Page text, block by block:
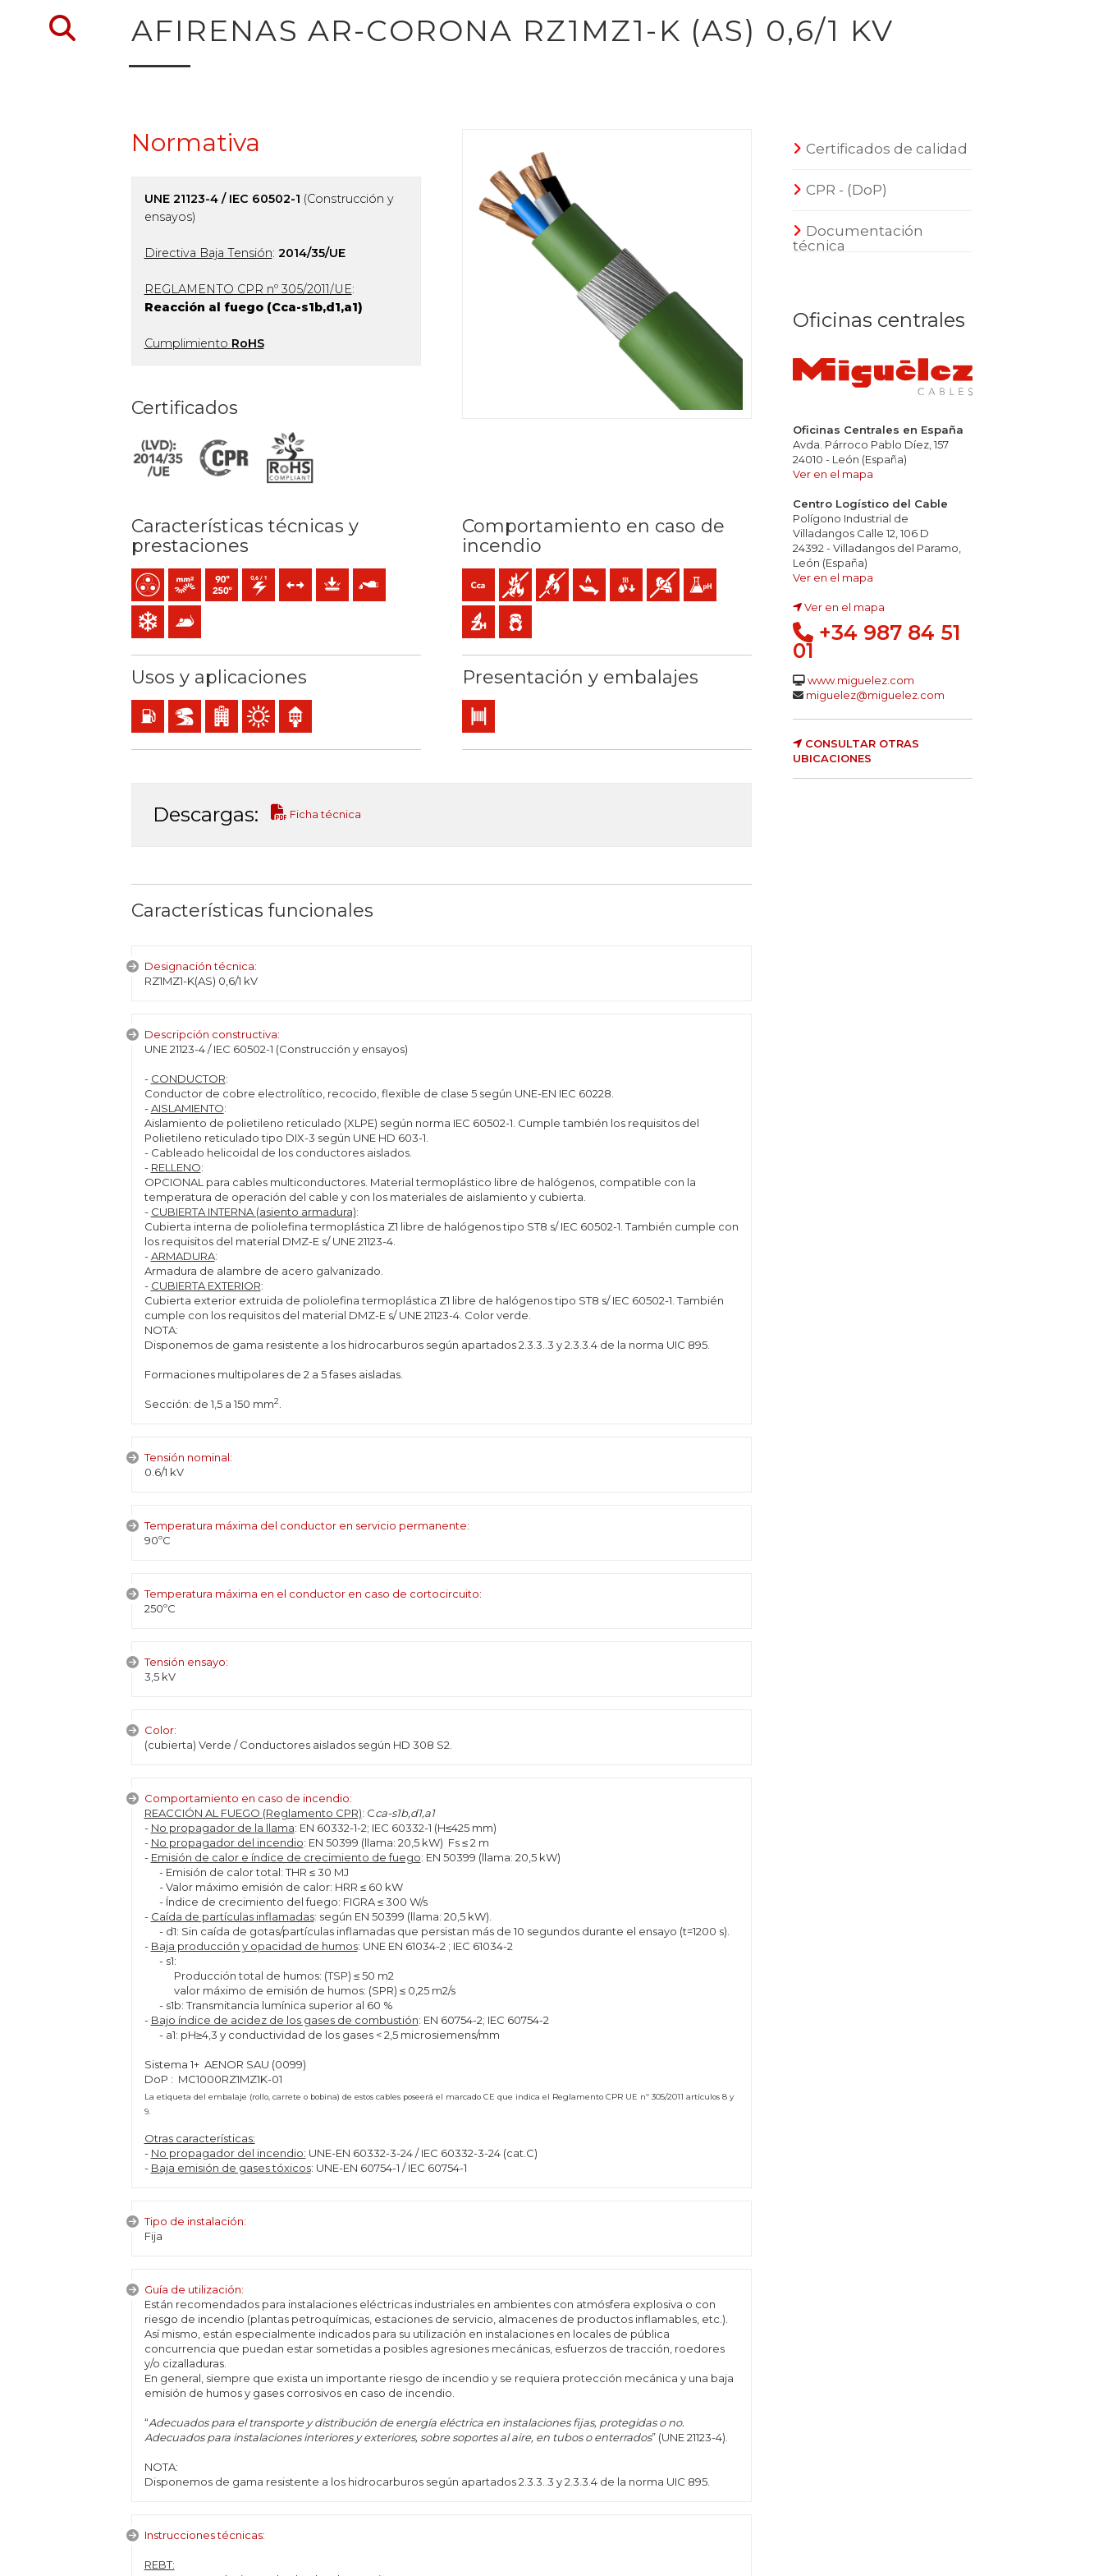
Volver al buscador de productos
AFIRENAS AR-CORONA RZ1MZ1-K (AS) 0,6/1 KV
Normativa
UNE 21123-4 / IEC 60502-1 (Construcción y
ensayos)
Directiva Baja Tensión: 2014/35/UE
REGLAMENTO CPR nº 305/2011/UE:
Reacción al fuego (Cca-s1b,d1,a1)
Cumplimiento RoHS
Certificados
Características técnicas y
prestaciones
MultipolarConductor flexible (clase 5) mm2
Temperatura máx. servicio: 90ºC / 250ºC
0,6/1 (1,2) kV C.AEsfuerzos de tracción
Protección mecánica
Resistencia al frío
Anti-roedores
Comportamiento en caso de
incendio
Cca-s1b,d1,a1 (reacción al fuego)
No propagador de incendio
No propagador de la llama
Baja emisión de calor
Reducida caída de gotas inflamables
Baja emisión y opacidad de los humos
Baja acidez y conductividad gases: pH<4,3 2,5 µS/mm
Libre de halógenos
Baja emisión de gases tóxicos
Usos y aplicaciones
Locales con riesgo de incendio o explosión
BD2, BD3, BD4 (túneles, rascacielos…)
Locales de pública concurrencia
Uso exteriorUso interior
Presentación y embalajes
Bobina
Descargas: Ficha técnica
Características funcionales
Designación técnica:
RZ1MZ1-K(AS) 0,6/1 kV
Descripción constructiva:
UNE 21123-4 / IEC 60502-1 (Construcción y ensayos)
- CONDUCTOR:
Conductor de cobre electrolítico, recocido, flexible de clase 5 según UNE-EN IEC 60228.
-AISLAMIENTO:
Aislamiento de polietileno reticulado (XLPE) según norma IEC 60502-1. Cumple también los requisitos del
Polietileno reticulado tipo DIX-3 según UNE HD 603-1.
- Cableado helicoidal de los conductores aislados.
- RELLENO:
OPCIONAL para cables multiconductores. Material termoplástico libre de halógenos, compatible con la
temperatura de operación del cable y con los materiales de aislamiento y cubierta.
- CUBIERTA INTERNA (asiento armadura):
Cubierta interna de poliolefina termoplástica Z1 libre de halógenos tipo ST8 s/ IEC 60502-1. También cumple con
los requisitos del material DMZ-E s/ UNE 21123-4.
-ARMADURA:
Armadura de alambre de acero galvanizado.
- CUBIERTA EXTERIOR:
Cubierta exterior extruida de poliolefina termoplástica Z1 libre de halógenos tipo ST8 s/ IEC 60502-1. También
cumple con los requisitos del material DMZ-E s/ UNE 21123-4. Color verde.
NOTA:
Disponemos de gama resistente a los hidrocarburos según apartados 2.3.3..3 y 2.3.3.4 de la norma UIC 895.
Formaciones multipolares de 2 a 5 fases aisladas.
Sección: de 1,5 a 150 mm2.
Tensión nominal:
0.6/1 kV
Temperatura máxima del conductor en servicio permanente:
90ºC
Temperatura máxima en el conductor en caso de cortocircuito:
250ºC
Tensión ensayo:
3,5 kV
Color:
(cubierta) Verde / Conductores aislados según HD 308 S2.
Comportamiento en caso de incendio:
REACCIÓN AL FUEGO (Reglamento CPR): Cca-s1b,d1,a1
- No propagador de la llama: EN 60332-1-2; IEC 60332-1 (H≤425 mm)
- No propagador del incendio: EN 50399 (llama: 20,5 kW) Fs ≤ 2 m
- Emisión de calor e índice de crecimiento de fuego: EN 50399 (llama: 20,5 kW)
- Emisión de calor total: THR ≤ 30 MJ
- Valor máximo emisión de calor: HRR ≤ 60 kW
- Índice de crecimiento del fuego: FIGRA ≤ 300 W/s
- Caída de partículas inflamadas: según EN 50399 (llama: 20,5 kW).
- d1: Sin caída de gotas/partículas inflamadas que persistan más de 10 segundos durante el ensayo (t=1200 s).
- Baja producción y opacidad de humos: UNE EN 61034-2 ; IEC 61034-2
- s1:
Producción total de humos: (TSP) ≤ 50 m2
valor máximo de emisión de humos: (SPR) ≤ 0,25 m2/s
- s1b: Transmitancia lumínica superior al 60 %
- Bajo índice de acidez de los gases de combustión: EN 60754-2; IEC 60754-2
- a1: pH≥4,3 y conductividad de los gases < 2,5 microsiemens/mm
Sistema 1+ AENOR SAU (0099)
DoP : MC1000RZ1MZ1K-01
La etiqueta del embalaje (rollo, carrete o bobina) de estos cables poseerá el marcado CE que indica el Reglamento CPR UE nº 305/2011 artículos 8 y
9.
Otras características:
- No propagador del incendio: UNE-EN 60332-3-24 / IEC 60332-3-24 (cat.C)
- Baja emisión de gases tóxicos: UNE-EN 60754-1 / IEC 60754-1
Tipo de instalación:
Fija
Guía de utilización:
Están recomendados para instalaciones eléctricas industriales en ambientes con atmósfera explosiva o con
riesgo de incendio (plantas petroquímicas, estaciones de servicio, almacenes de productos inflamables, etc.).
Así mismo, están especialmente indicados para su utilización en instalaciones en locales de pública
concurrencia que puedan estar sometidas a posibles agresiones mecánicas, esfuerzos de tracción, roedores
y/o cizalladuras.
En general, siempre que exista un importante riesgo de incendio y se requiera protección mecánica y una baja
emisión de humos y gases corrosivos en caso de incendio.
“Adecuados para el transporte y distribución de energía eléctrica en instalaciones fijas, protegidas o no.
Adecuados para instalaciones interiores y exteriores, sobre soportes al aire, en tubos o enterrados” (UNE 21123-4).
NOTA:
Disponemos de gama resistente a los hidrocarburos según apartados 2.3.3..3 y 2.3.3.4 de la norma UIC 895.
Instrucciones técnicas:
REBT:
Certificados de calidad
CPR - (DoP)
Documentación
técnica
Oficinas centrales
Oficinas Centrales en España
Avda. Párroco Pablo Díez, 157
24010 - León (España)
Ver en el mapa
Centro Logístico del Cable
Polígono Industrial de
Villadangos Calle 12, 106 D
24392 - Villadangos del Paramo,
León (España)
Ver en el mapa
Ver en el mapa
+34 987 84 51
01
www.miguelez.com
miguelez@miguelez.com
CONSULTAR OTRAS
UBICACIONES